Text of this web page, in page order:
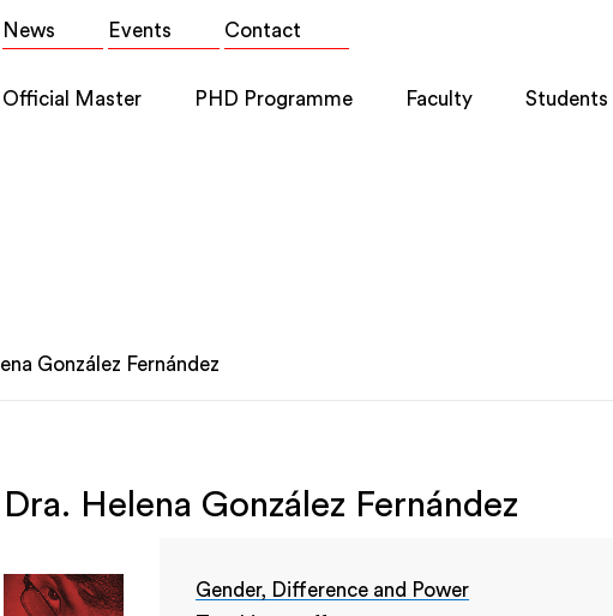
Top
News Events Contact
Main
Official Master PHD Programme Faculty Students
González Fernández
Dra. Helena González Fernández
Gender, Difference and Power